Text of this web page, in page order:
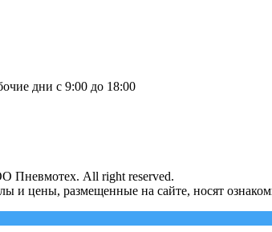
дни с 9:00 до 18:00
Пневмотех. All right reserved.
и цены, размещенные на сайте, носят